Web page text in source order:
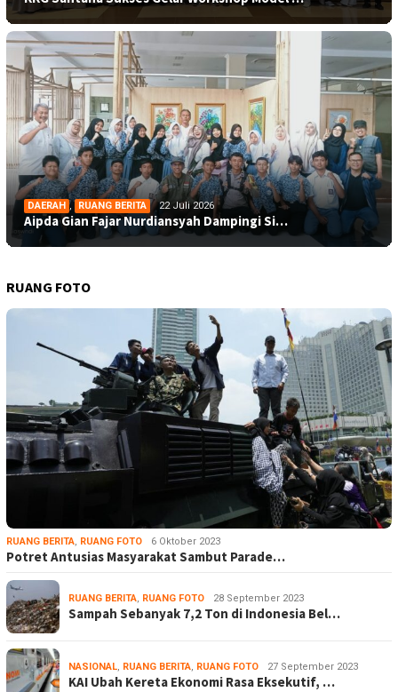
DAERAH , RUANG BERITA 22 Juli 2026
Aipda Gian Fajar Nurdiansyah Dampingi Si…
RUANG FOTO
RUANG BERITA, RUANG FOTO 6 Oktober 2023
Potret Antusias Masyarakat Sambut Parade…
RUANG BERITA, RUANG FOTO 28 September 2023
Sampah Sebanyak 7,2 Ton di Indonesia Bel…
NASIONAL, RUANG BERITA, RUANG FOTO 27 September 2023
KAI Ubah Kereta Ekonomi Rasa Eksekutif, …